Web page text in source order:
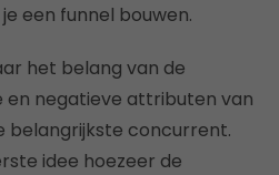
een funnel bouwen.
het belang van de
en negatieve attributen van
belangrijkste concurrent.
idee hoezeer de